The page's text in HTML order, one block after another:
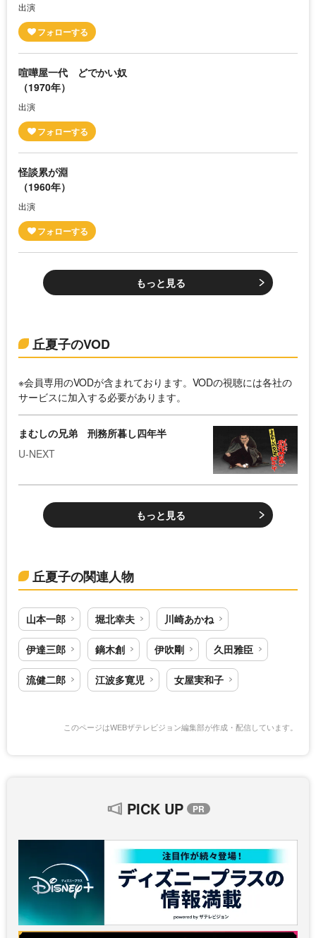
出演
喧嘩屋一代 どでかい奴
（1970年）
出演
怪談累が淵
（1960年）
出演
もっと見る
丘夏子のVOD
※会員専用のVODが含まれております。VODの視聴には各社の
サービスに加入する必要があります。
まむしの兄弟 刑務所暮し四年半
U-NEXT
もっと見る
丘夏子の関連人物
山本一郎 堀北幸夫 川崎あかね
伊達三郎 鏑木創 伊吹剛 久田雅臣
流健二郎 江波多寛児 女屋実和子
このページはWEBザテレビジョン編集部が作成・配信しています。
PICK UP